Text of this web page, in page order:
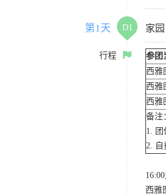
第1天 D1 家
行程
参团
西雅
西雅
西雅
备注
1.
2. 自
西雅